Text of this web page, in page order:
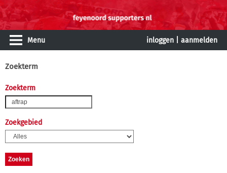
Menu inloggen aanmelden
Zoekterm
Zoekterm
Zoekgebied